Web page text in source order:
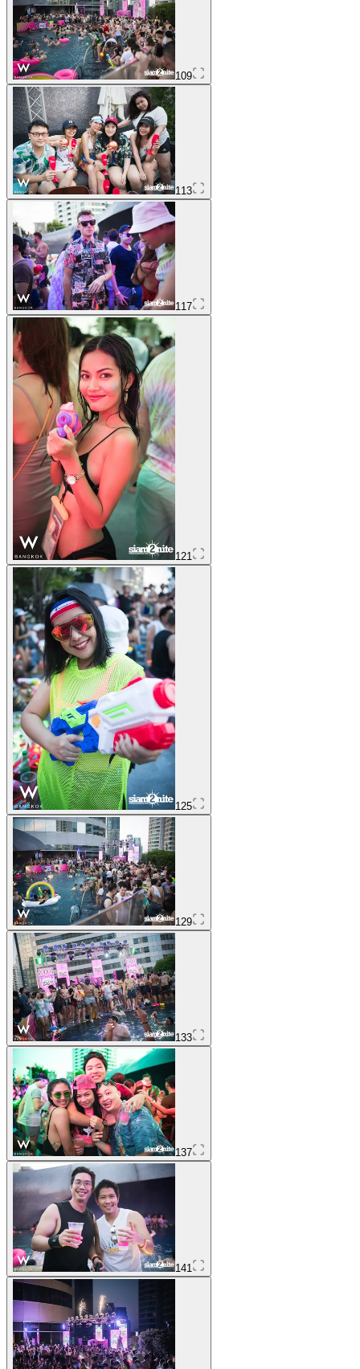
109
113
117
121
125
129
133
137
141